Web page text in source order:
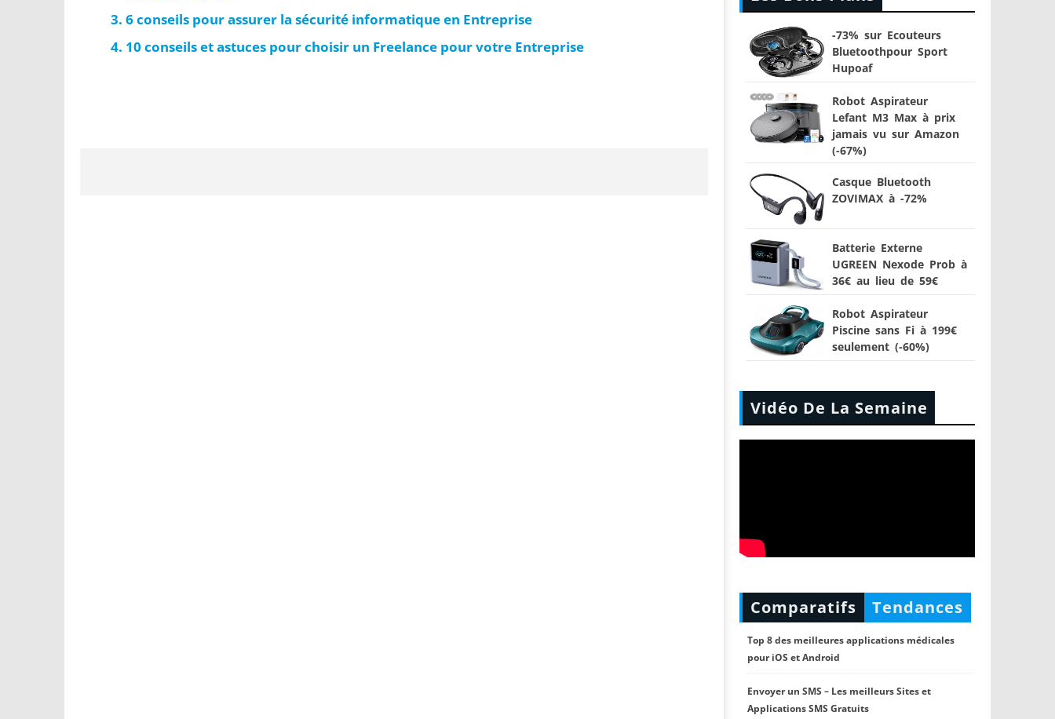
6 conseils pour assurer la sécurité informatique en Entreprise
10 conseils et astuces pour choisir un Freelance pour votre Entreprise
-73% sur Ecouteurs
Bluetoothpour Sport
Hupoaf
Robot Aspirateur
Lefant M3 Max à prix
jamais vu sur Amazon
(-67%)
Casque Bluetooth
ZOVIMAX à -72%
Batterie Externe
UGREEN Nexode Prob à
36€ au lieu de 59€
Robot Aspirateur
Piscine sans Fi à 199€
seulement (-60%)
Vidéo De La Semaine
Comparatifs Tendances
Top 8 des meilleures applications médicales
pour iOS et Android
Envoyer un SMS – Les meilleurs Sites et
Applications SMS Gratuits